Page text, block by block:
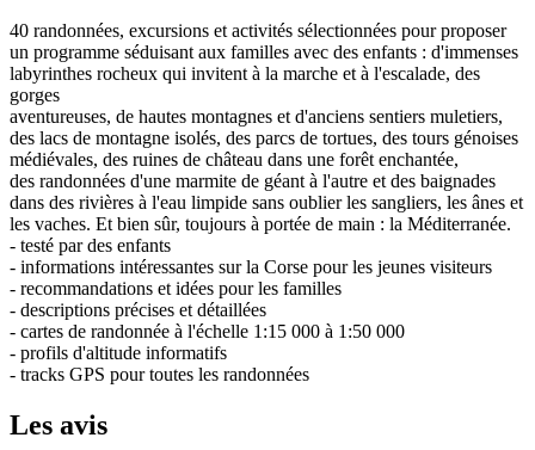
40 randonnées, excursions et activités sélectionnées pour proposer
un programme séduisant aux familles avec des enfants : d'immenses
labyrinthes rocheux qui invitent à la marche et à l'escalade, des
gorges
aventureuses, de hautes montagnes et d'anciens sentiers muletiers,
des lacs de montagne isolés, des parcs de tortues, des tours génoises
médiévales, des ruines de château dans une forêt enchantée,
des randonnées d'une marmite de géant à l'autre et des baignades
dans des rivières à l'eau limpide sans oublier les sangliers, les ânes et
les vaches. Et bien sûr, toujours à portée de main : la Méditerranée.
- testé par des enfants
- informations intéressantes sur la Corse pour les jeunes visiteurs
- recommandations et idées pour les familles
- descriptions précises et détaillées
- cartes de randonnée à l'échelle 1:15 000 à 1:50 000
- profils d'altitude informatifs
- tracks GPS pour toutes les randonnées
Les avis